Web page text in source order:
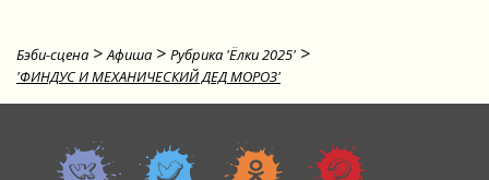
Бэби-сцена >Афиша > Рубрика 'Ёлки 2025' >
'ФИНДУС И МЕХАНИЧЕСКИЙ ДЕД МОРОЗ'